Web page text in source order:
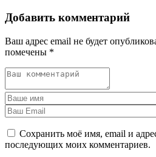
Добавить комментарий
Ваш адрес email не будет
помечены *
Сохранить моё имя, email и
последующих моих комментариев.